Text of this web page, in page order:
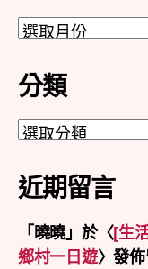
彙
分類
分
近期留言
「曉曉」於〈[生
鄉村一日遊〉發